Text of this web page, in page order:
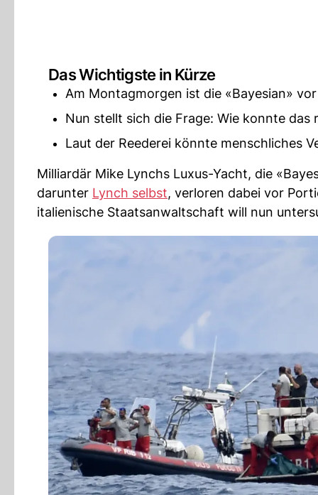
Das Wichtigste in Kürze
Am Montagmorgen ist die «Bayesian»
Nun stellt sich die Frage: Wie konnte
Laut der Reederei könnte menschliches
Milliardär Mike Lynchs Luxus-Yacht, die
darunter Lynch selbst, verloren dabei vor
italienische Staatsanwaltschaft will nun